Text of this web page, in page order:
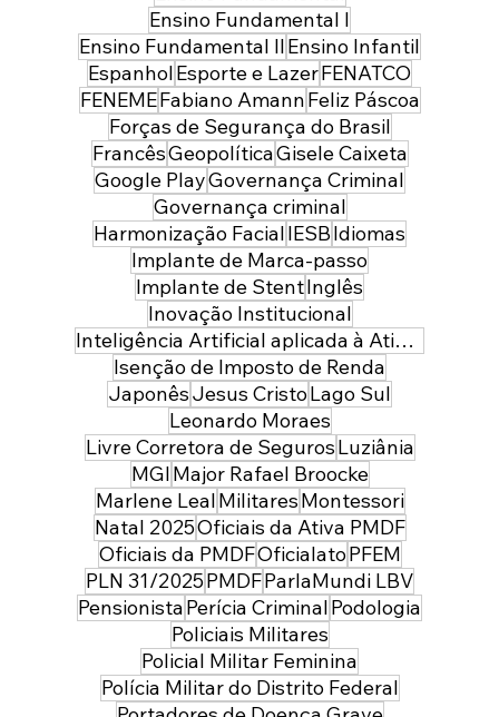
Ensino Fundamental I
Ensino Fundamental IIEnsino Infantil
EspanholEsporte e LazerFENATCO
FENEMEFabiano AmannFeliz Páscoa
Forças de Segurança do Brasil
FrancêsGeopolíticaGisele Caixeta
Google PlayGovernança Criminal
Governança criminal
Harmonização FacialIESBIdiomas
Implante de Marca-passo
Implante de StentInglês
Inovação Institucional
Inteligência Artificial aplicada à Atividade Policial
Isenção de Imposto de Renda
JaponêsJesus CristoLago Sul
Leonardo Moraes
Livre Corretora de SegurosLuziânia
MGIMajor Rafael Broocke
Marlene LealMilitaresMontessori
Natal 2025Oficiais da Ativa PMDF
Oficiais da PMDFOficialatoPFEM
PLN 31/2025PMDFParlaMundi LBV
PensionistaPerícia CriminalPodologia
Policiais Militares
Policial Militar Feminina
Polícia Militar do Distrito Federal